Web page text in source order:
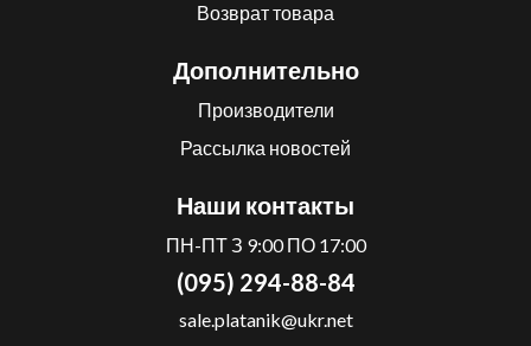
Возврат товара
Дополнительно
Производители
Рассылка новостей
Наши контакты
ПН-ПТ З 9:00 ПО 17:00
(095) 294-88-84
sale.platanik@ukr.net